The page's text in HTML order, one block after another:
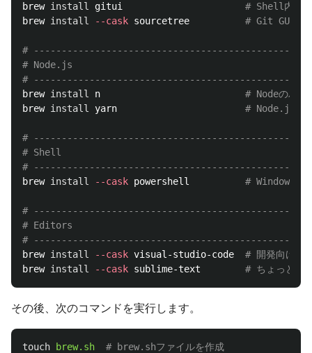
brew install gitui # Shell内で
brew install --cask sourcetree # Git GUI
#
# Node.js
#
brew install n # Nodeのバー
brew install yarn # Node.jsの
#
# Shell
#
brew install --cask powershell # Windows環
#
# Editors
#
brew install --cask visual-studio-code # 開発向けエ
brew install --cask sublime-text # ちょっとし
その後、次のコマンドを実行します。
touch brew.sh
# brew.shファイルを作成